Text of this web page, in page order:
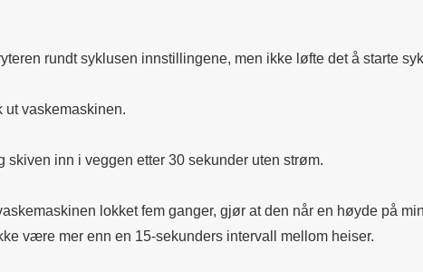
rundt syklusen innstillingene, men ikke løfte det å starte
ut vaskemaskinen.
skiven inn i veggen etter 30 sekunder uten strøm.
lokket fem ganger, gjør at den når en høyde på
være mer enn en 15-sekunders intervall mellom heiser.